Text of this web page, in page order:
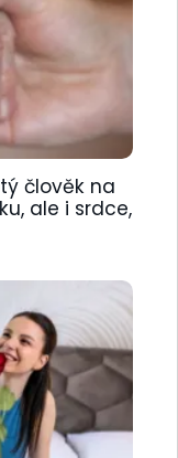
člověk na
ale i srdce,